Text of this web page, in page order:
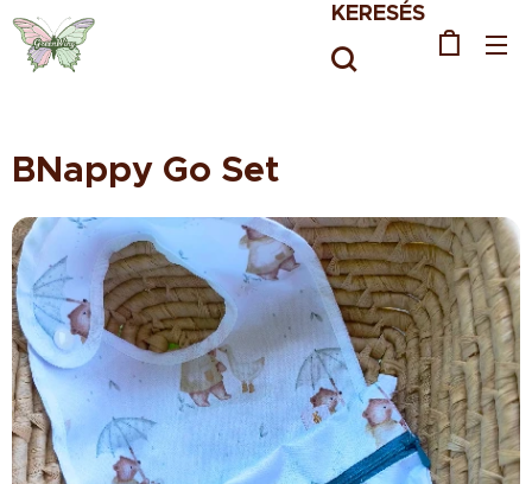
KERESÉS
BNappy Go Set